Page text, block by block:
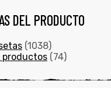
DEL PRODUCTO
(1038)
productos (74)